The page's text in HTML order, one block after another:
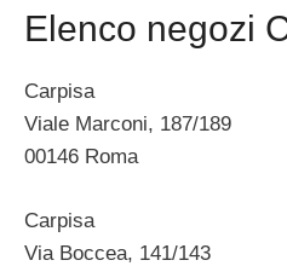
Elenco negozi
Carpisa
Viale Marconi, 187/189
00146 Roma
Carpisa
Via Boccea, 141/143